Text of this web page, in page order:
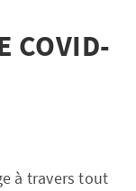
COVID-
à travers tout